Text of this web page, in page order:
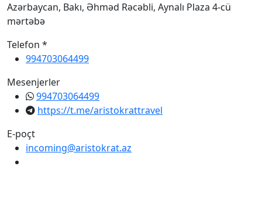
Azərbaycan, Bakı, Əhməd Rəcəbli, Aynalı Plaza 4-cü
mərtəbə
Telefon *
994703064499
Mesenjerler
994703064499
https://t.me/aristokrattravel
E-poçt
incoming@aristokrat.az